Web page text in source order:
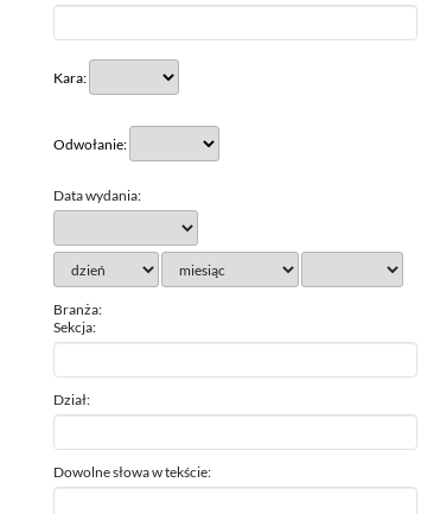
Kara:
Odwołanie:
Data wydania:
Branża:
Sekcja:
Dział:
Dowolne słowa w tekście: